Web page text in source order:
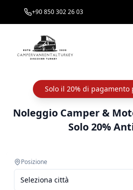
+90 850 302 26 03
Solo il 20% di
Noleggio Camper &
Solo 20%
Posizione
Seleziona città